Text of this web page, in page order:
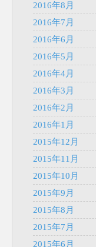
2016年8月
2016年7月
2016年6月
2016年5月
2016年4月
2016年3月
2016年2月
2016年1月
2015年12月
2015年11月
2015年10月
2015年9月
2015年8月
2015年7月
2015年6月